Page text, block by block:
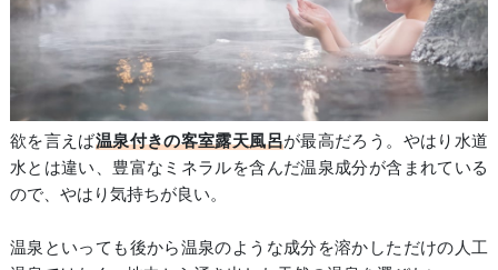
欲を言えば温泉付きの客室露天風呂が最高だろう。やはり水道
水とは違い、豊富なミネラルを含んだ温泉成分が含まれている
ので、やはり気持ちが良い。
温泉といっても後から温泉のような成分を溶かしただけの人工